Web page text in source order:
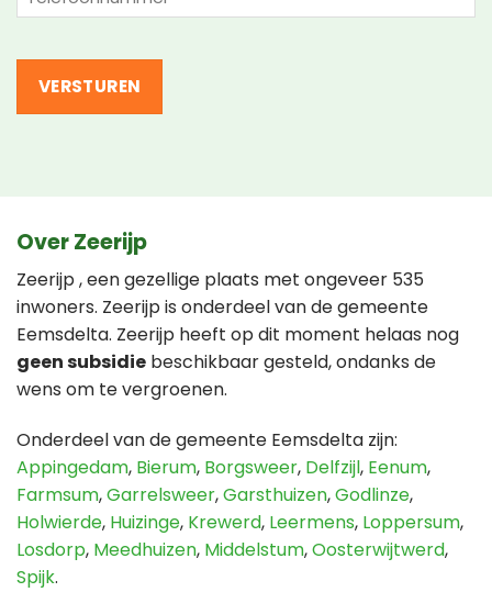
(Vereist)
Over Zeerijp
Zeerijp , een gezellige plaats met ongeveer 535
inwoners. Zeerijp is onderdeel van de gemeente
Eemsdelta. Zeerijp heeft op dit moment helaas nog
geen subsidie beschikbaar gesteld, ondanks de
wens om te vergroenen.
Onderdeel van de gemeente Eemsdelta zijn:
Appingedam, Bierum, Borgsweer, Delfzijl, Eenum,
Farmsum,Garrelsweer,Garsthuizen,Godlinze,
Holwierde, Huizinge, Krewerd, Leermens, Loppersum,
Losdorp, Meedhuizen, Middelstum,Oosterwijtwerd,
Spijk.